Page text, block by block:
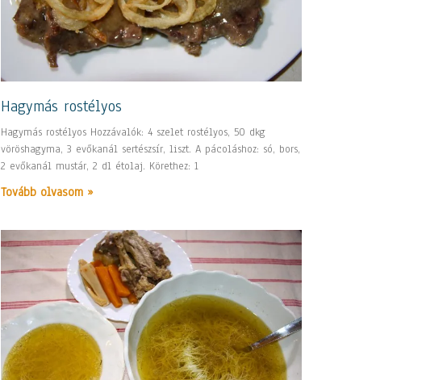
Hagymás rostélyos
Hagymás rostélyos Hozzávalók: 4 szelet rostélyos, 50 dkg
vöröshagyma, 3 evőkanál sertészsír, liszt. A pácoláshoz: só, bors,
2 evőkanál mustár, 2 dl étolaj. Körethez: 1
Tovább olvasom »